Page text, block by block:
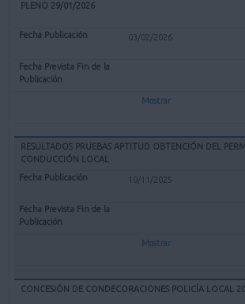
PLENO 29/01/2026
03/02/2026
Mostrar
RESULTADOS PRUEBAS APTITUD OBTENCIÓN DEL
CONDUCCIÓN LOCAL
10/11/2025
Mostrar
CONCESIÓN DE CONDECORACIONES POLICÍA LOCAL